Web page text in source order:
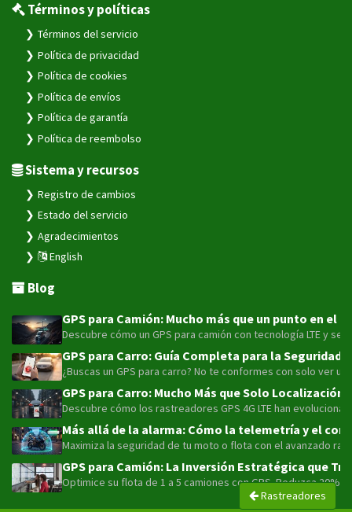
Rastreadores
Términos y políticas
Términos del servicio
Política de privacidad
Política de cookies
Política de envíos
Política de garantía
Política de reembolso
Sistema y recursos
Registro de cambios
Estado del servicio
Agradecimientos
English
Blog
GPS para Camión: Mucho más que un punto en
Descubre cómo un GPS para camión con tecnología LTE y
GPS para Carro: Guía Completa para la
¿Buscas un GPS para carro? No te conformes con solo ver
GPS para Carro: Mucho Más que Solo Localización
Descubre cómo los rastreadores GPS 4G LTE han
Más allá de la alarma: Cómo la telemetría y el
Maximiza la seguridad de tu moto o flota con el avanzado
GPS para Camión: La Inversión Estratégica que
Optimice su flota de 1 a 5 camiones con GPS. Reduzca